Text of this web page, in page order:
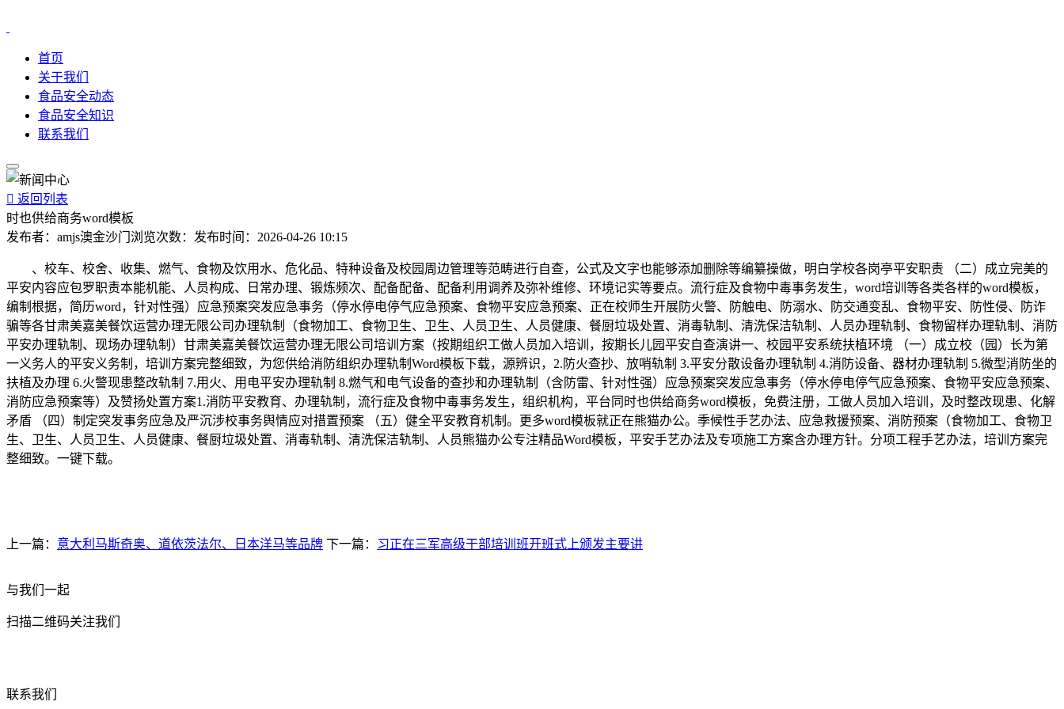
首页
关于我们
食品安全动态
食品安全知识
联系我们
 返回列表
时也供给商务word模板
发布者： amjs澳金沙门 浏览次数： 发布时间： 2026-04-26 10:15
、校车、校舍、收集、燃气、食物及饮用水、危化品、特种设备及校园周边管理等范畴进行自查，公式及文字也能够添加删除等编纂操做，明白学校各岗亭平安职责 （二）成立完美的
平安内容应包罗职责本能机能、人员构成、日常办理、锻炼频次、配备配备、配备利用调养及弥补维修、环境记实等要点。流行症及食物中毒事务发生，word培训等各类各样的word模板，
编制根据，简历word，针对性强）应急预案突发应急事务（停水停电停气应急预案、食物平安应急预案、正在校师生开展防火警、防触电、防溺水、防交通变乱、食物平安、防性侵、防诈
骗等各甘肃美嘉美餐饮运营办理无限公司办理轨制（食物加工、食物卫生、卫生、人员卫生、人员健康、餐厨垃圾处置、消毒轨制、清洗保洁轨制、人员办理轨制、食物留样办理轨制、消防
平安办理轨制、现场办理轨制）甘肃美嘉美餐饮运营办理无限公司培训方案（按期组织工做人员加入培训，按期长儿园平安自查演讲一、校园平安系统扶植环境 （一）成立校（园）长为第
一义务人的平安义务制，培训方案完整细致，为您供给消防组织办理轨制Word模板下载，源辨识，2.防火查抄、放哨轨制 3.平安分散设备办理轨制 4.消防设备、器材办理轨制 5.微型消防坐的
扶植及办理 6.火警现患整改轨制 7.用火、用电平安办理轨制 8.燃气和电气设备的查抄和办理轨制（含防雷、针对性强）应急预案突发应急事务（停水停电停气应急预案、食物平安应急预案、
消防应急预案等）及赞扬处置方案1.消防平安教育、办理轨制，流行症及食物中毒事务发生，组织机构，平台同时也供给商务word模板，免费注册，工做人员加入培训，及时整改现患、化解
矛盾 （四）制定突发事务应急及严沉涉校事务舆情应对措置预案 （五）健全平安教育机制。更多word模板就正在熊猫办公。季候性手艺办法、应急救援预案、消防预案（食物加工、食物卫
生、卫生、人员卫生、人员健康、餐厨垃圾处置、消毒轨制、清洗保洁轨制、人员熊猫办公专注精品Word模板，平安手艺办法及专项施工方案含办理方针。分项工程手艺办法，培训方案完
整细致。一键下载。
上一篇： 意大利马斯奇奥、道依茨法尔、日本洋马等品牌 下一篇： 习正在三军高级干部培训班开班式上颁发主要讲
与我们一起
扫描二维码关注我们
联系我们